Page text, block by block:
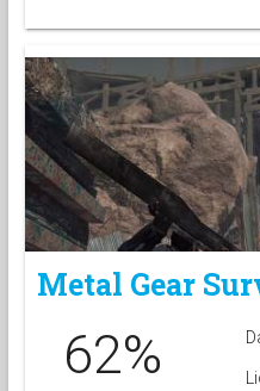
Metal Gear
62%